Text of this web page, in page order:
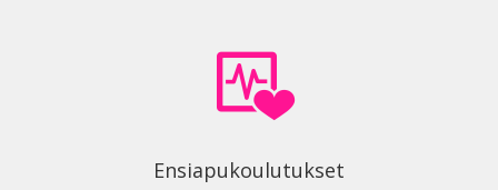
Ensiapukoulutukset